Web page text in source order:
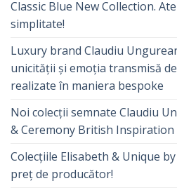
Classic Blue New Collection.
simplitate!
Luxury brand Claudiu
unicității și emoția transmisă
realizate în maniera bespoke
Noi colecții semnate Claudiu
& Ceremony British Inspiration
Colecțiile Elisabeth & Unique
preț de producător!